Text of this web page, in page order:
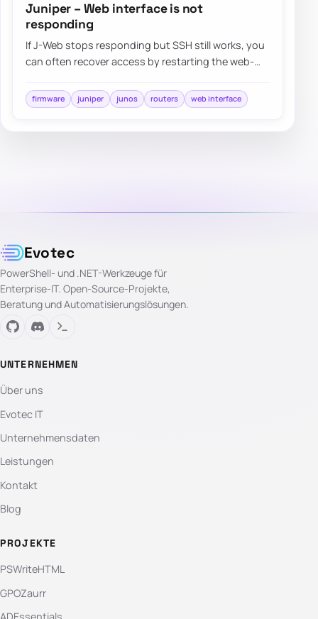
Juniper – Web interface is not
responding
If J-Web stops responding but SSH still works, you
can often recover access by restarting the web-
firmware juniper junos routers web interface
Evotec
PowerShell- und .NET-Werkzeuge für
Enterprise-IT. Open-Source-Projekte,
Beratung und Automatisierungslösungen.
UNTERNEHMEN
Über uns
Evotec IT
Unternehmensdaten
Leistungen
Kontakt
Blog
PROJEKTE
PSWriteHTML
GPOZaurr